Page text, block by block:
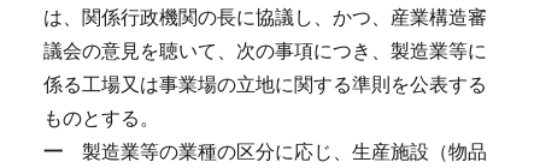
は、関係行政機関の長に協議し、かつ、産業構造審
議会の意見を聴いて、次の事項につき、製造業等に
係る工場又は事業場の立地に関する準則を公表する
ものとする。
一 製造業等の業種の区分に応じ、生産施設（物品